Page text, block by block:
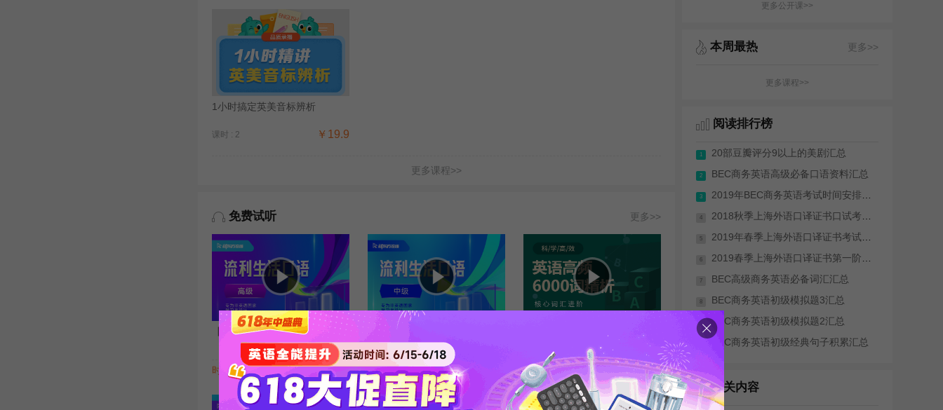
1小时搞定英美音标辨析
课时 : 2 ￥19.9
更多课程>>
免费试听 更多>>
【高级】生活口语流利说（25...
时长 : 5:22 主讲 : 金格妃
【中级】生活口语流利说（25...
时长 : 27:51 主讲 : 金格妃 时长 : 17:20 主讲 : 郭宁
更多公开课>>
本周最热 更多>>
更多课程>>
阅读排行榜
1
2
3
4
5
6
7
8
9
20部豆瓣评分9以上的美剧汇总
BEC商务英语高级必备口语资料汇总
BEC高级商务英语必备词汇汇总
BEC商务英语初级模拟题3汇总
BEC商务英语初级模拟题2汇总
BEC商务英语初级经典句子积累汇总
相关内容